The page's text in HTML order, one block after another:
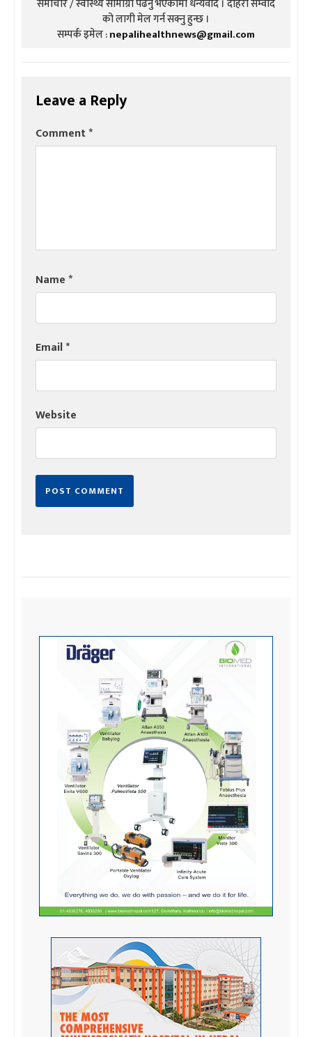
समाचार / स्वास्थ्य सामाग्री पढनु भएकोमा धन्यवाद । दोहरो संम्वाद
को लागी मेल गर्न सक्नु हुन्छ ।
सम्पर्क इमेल :nepalihealthnews@gmail.com
Leave a Reply
Comment*
Name*
Email*
Website